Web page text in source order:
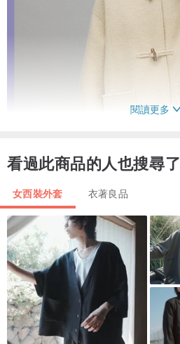
閱讀更多
看過此商品的人也搜尋了
女西裝外套 衣著良品